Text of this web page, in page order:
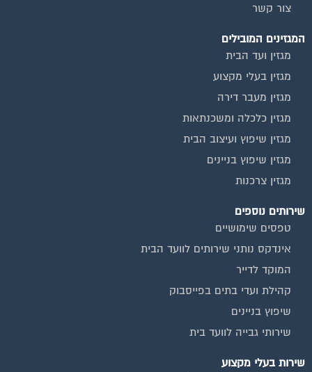
צור קשר
המגזינים המובילים
מגזין ועד הבית
מגזין בעלי מקצוע
מגזין מעבר דירה
מגזין כלכלה ומשכנתאות
מגזין שיפוץ ועיצוב הבית
מגזין שיפוץ בניינים
מגזין צרכנות
שירותים נוספים
טפסים שימושיים
אינדקס נותני שירותים לוועד הבית
המוקד לדייר
קהילת ועדי בתים בפייסבוק
שיפוץ בניינים
שירותי גבייה לוועד בית
שירות בעלי מקצוע